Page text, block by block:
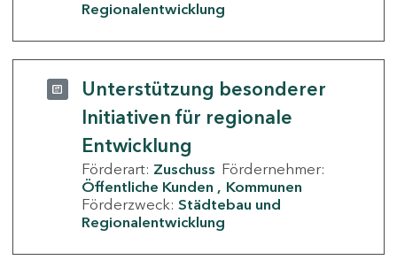
Regionalentwicklung
Unterstützung besonderer
Initiativen für regionale
Entwicklung
Förderart: Zuschuss Fördernehmer:
Öffentliche Kunden
Kommunen
Förderzweck: Städtebau und
Regionalentwicklung